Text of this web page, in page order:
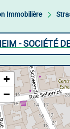
Immobilière
- SOCIÉTÉ
+
−